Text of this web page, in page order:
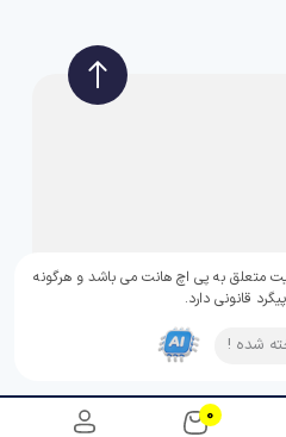
0
متعلق به پی اچ هانت می باشد و هرگونه
قانونی دارد.
شده !